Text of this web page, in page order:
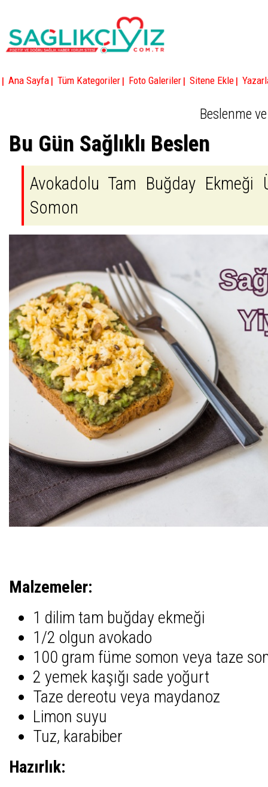
| Ana Sayfa | Tüm Kategoriler | Foto Galeriler | Sitene Ekle |
Beslenme
Bu Gün Sağlıklı Beslen
Avokadolu Tam Buğday Ekmeği
Somon
Malzemeler:
1 dilim tam buğday ekmeği
1/2 olgun avokado
100 gram füme somon veya taze
2 yemek kaşığı sade yoğurt
Taze dereotu veya maydanoz
Limon suyu
Tuz, karabiber
Hazırlık: